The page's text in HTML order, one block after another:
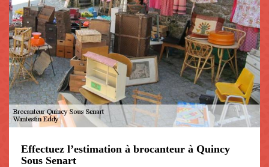
Effectuez l’estimation à brocanteur à Quincy
Sous Senart